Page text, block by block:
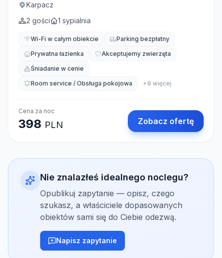
Karpacz
2 gości 1 sypialnia
Wi-Fi w całym obiekcie
Parking bezpłatny
Prywatna łazienka
Akceptujemy zwierzęta
Śniadanie w cenie
Room service / Obsługa pokojowa
+9 więcej
Cena za noc
398 PLN Zobacz ofertę
Nie znalazłeś idealnego noclegu?
Opublikuj zapytanie — opisz, czego
szukasz, a właściciele dopasowanych
obiektów sami się do Ciebie odezwą.
Napisz zapytanie